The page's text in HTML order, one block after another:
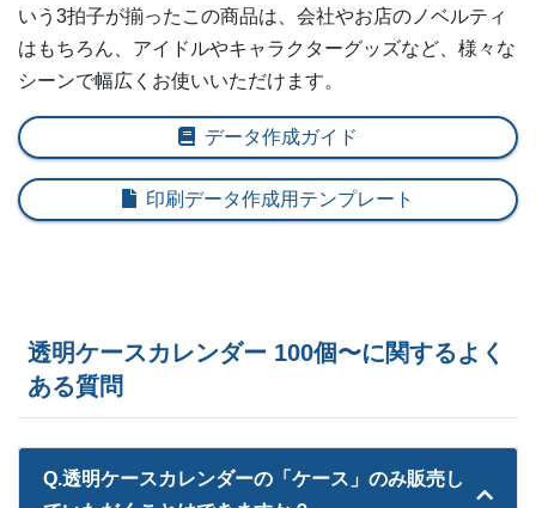
いう3拍子が揃ったこの商品は、会社やお店のノベルティ
はもちろん、アイドルやキャラクターグッズなど、様々な
シーンで幅広くお使いいただけます。
データ作成ガイド
印刷データ作成用テンプレート
透明ケースカレンダー 100個〜に関するよく
ある質問
Q.透明ケースカレンダーの「ケース」のみ販売し